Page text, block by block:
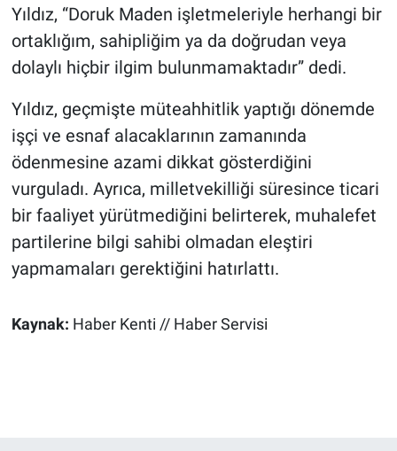
Yıldız, “Doruk Maden işletmeleriyle herhangi bir
ortaklığım, sahipliğim ya da doğrudan veya
dolaylı hiçbir ilgim bulunmamaktadır” dedi.
Yıldız, geçmişte müteahhitlik yaptığı dönemde
işçi ve esnaf alacaklarının zamanında
ödenmesine azami dikkat gösterdiğini
vurguladı. Ayrıca, milletvekilliği süresince ticari
bir faaliyet yürütmediğini belirterek, muhalefet
partilerine bilgi sahibi olmadan eleştiri
yapmamaları gerektiğini hatırlattı.
Kaynak: Haber Kenti // Haber Servisi